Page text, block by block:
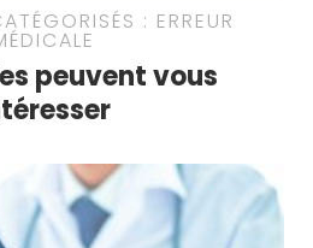
: ERREUR
peuvent vous